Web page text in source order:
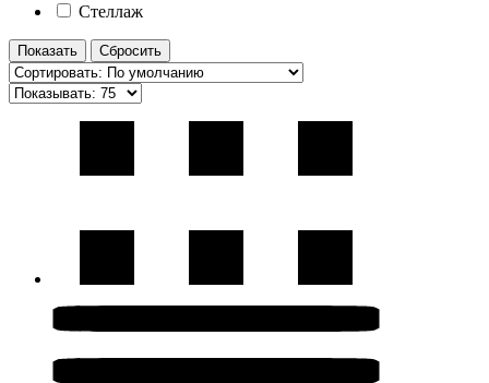
Стеллаж
Показать Сбросить